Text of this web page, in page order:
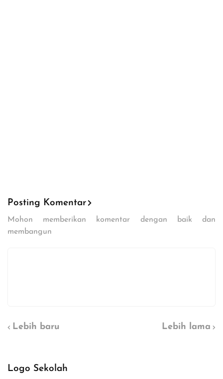
Posting Komentar
Mohon memberikan komentar dengan baik dan
membangun
Lebih baru Lebih lama
Logo Sekolah